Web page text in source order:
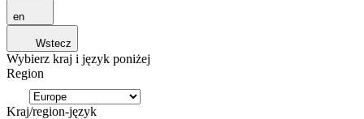
en
Wstecz
Wybierz kraj i język poniżej
Region
Kraj/region-język